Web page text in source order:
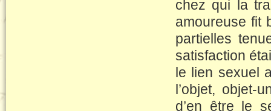
chez qui la
amoureuse fit
partielles
satisfaction
le lien sexuel
l’objet, objet-
d’en être le